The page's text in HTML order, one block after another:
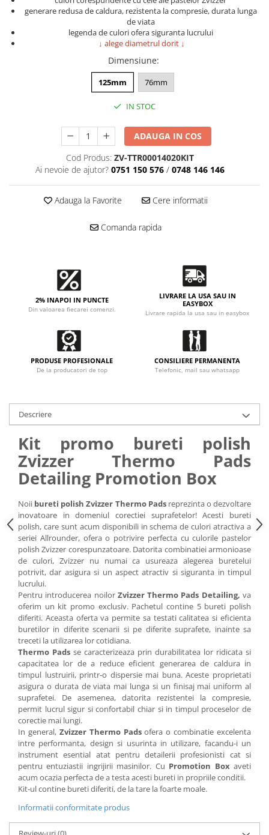
DETAILING RAPID EXTERIOR
Solutii detailing rapid
Accesorii detailing rapid
generare redusa de caldura, rezistenta la compresie, durata lunga
de viata
legenda de culori ofera siguranta lucrului
↓ alege diametrul dorit ↓
Dimensiune:
125mm 76mm
IN STOC
ADAUGA IN COS
Cod Produs: ZV-TTR00014020KIT
Ai nevoie de ajutor? 0751 150 576 / 0748 146 146
Adauga la Favorite Cere informatii
Comanda rapida
2% INAPOI IN PUNCTE
Din valoarea fiecarei comenzi.
LIVRARE LA USA SAU IN
EASYBOX
Livrare rapida la usa sau in easybox
PRODUSE PROFESIONALE
De la producatori de top
CONSILIERE PERMANENTA
Telefonic, mail sau whatsapp
Descriere
Kit promo bureti polish
Zvizzer Thermo Pads
Detailing Promotion Box
Noii bureti polish Zvizzer Thermo Padsreprezinta o dezvoltare
inovatoare in domeniul corectiei suprafetelor! Acesti bureti
polish, care sunt acum disponibili in schema de culori atractiva a
seriei Allrounder, ofera o potrivire perfecta cu culorile pastelor
polish Zvizzer corespunzatoare. Datorita combinatiei armonioase
de culori, Zvizzer nu numai ca usureaza alegerea buretelui
potrivit, dar asigura si un aspect atractiv si siguranta in timpul
lucrului.
Pentru introducerea noilor Zvizzer Thermo Pads Detailing, va
oferim un kit promo exclusiv. Pachetul contine 5 bureti polish
diferiti. Aceasta oferta va permite sa testati calitatea si eficienta
buretilor in diferite scenarii si pe diferite suprafete, inainte sa
treceti la utilizarea lor cotidiana.
Thermo Pads se caracterizeaza prin durabilitatea lor ridicata si
capacitatea lor de a reduce eficient generarea de caldura in
timpul lustruirii, printr-o dispersie mai buna. Aceste proprietati
asigura o durata de viata mai lunga si un finisaj mai uniform al
suprafetei. De asemenea, datorita rezistentei la compresie,
permit lucrul sigur si confortabil chiar si in timpul proceselor de
corectie mai lungi.
In general, Zvizzer Thermo Padsofera o combinatie excelenta
intre performanta, design si usurinta in utilizare, facandu-i un
instrument esential atat pentru detailerii profesionisti cat si
pentru entuziastii ingrijirii masinilor. Cu Promotion Boxaveti
acum ocazia perfecta de a testa acesti bureti in propriile conditii.
Kit-ul contine bureti diferiti, de la tare la foarte moale.
Informatii conformitate produs